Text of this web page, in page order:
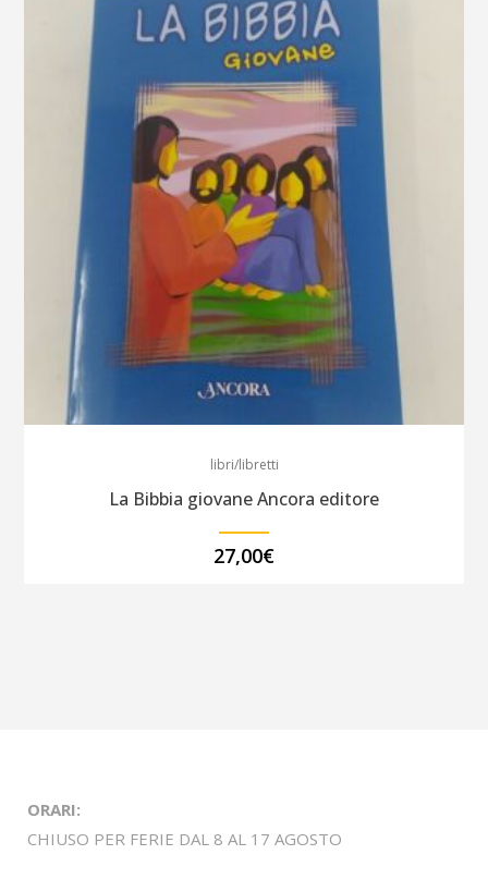
libri/libretti
La Bibbia giovane Ancora editore
27,00€
ORARI:
CHIUSO PER FERIE DAL 8 AL 17 AGOSTO